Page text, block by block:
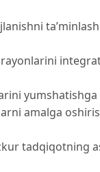
amalga
tadqiqotning